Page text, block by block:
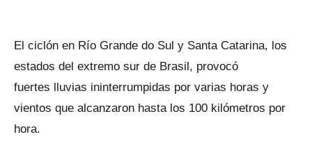
El ciclón en Río Grande do Sul y Santa Catarina, los
estados del extremo sur de Brasil, provocó
fuertes lluvias ininterrumpidas por varias horas y
vientos que alcanzaron hasta los 100 kilómetros por
hora.